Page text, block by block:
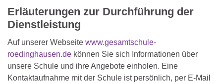
Erläuterungen zur Durchführung der
Dienstleistung
Auf unserer Webseite www.gesamtschule-
roedinghausen.de können Sie sich Informationen über
unsere Schule und ihre Angebote einholen. Eine
Kontaktaufnahme mit der Schule ist persönlich, per E-Mail